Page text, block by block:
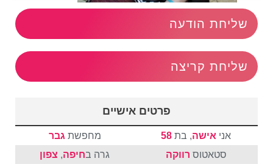
שליחת הודעה
שליחת קריצה
פרטים אישיים
אני אישה, בת 58 מחפשת גבר
סטאטוס רווקה גרה בחיפה, צפון